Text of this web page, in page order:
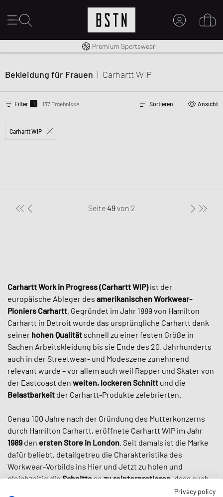
EINEN ACCOUNT ERSTELLEN
Kostenloser Versand nach DE ab € 70
Premium Sportswear
Bekleidung für Frauen | Carhartt WIP
Filter 1 137 Ergebnisse Sortieren Ansicht
Carhartt WIP
Seite49von 2
Carhartt Work in Progress (Carhartt WIP)ist der
europäische Ableger des amerikanischen Workwear-
Pioniers Carhartt . Gegründet im Jahr 1889 von Hamilton
Carhartt in Detroit wurde das ursprüngliche Carhartt dank
seiner hohen Qualität schnell zu einer festen Größe in
Sachen Arbeitskleidung bis sie Ende des 20. Jahrhunderts
auch in der Streetwear- und Modeszene zunehmend
relevant wurde – vor allem auch weil Rapper und Skater von
der Eastcoast den weiten, lockeren Schnitt und die
Belastbarkeit der Carhartt-Produkte zelebrierten.
Genau 100 Jahre nach der Gründung des Mutterkonzerns
durch Hamilton Carhartt, eröffnete Carhartt WIP im Jahr
1989den ersten Store in London . Seit damals ist die Marke
dafür beliebt, detailgetreu die Charakteristika des
Workwear-Vorbilds ins Hier und Jetzt zu holen und
gleichzeitig dieSchnittesozu reinterpretieren, dass auch
Streetwear-Aficionados auf ihre Kosten kommen.Privacy policy